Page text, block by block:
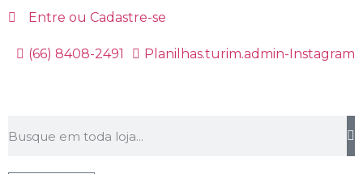
Entre ou Cadastre-se
(66) 8408-2491 Planilhas.turim.admin-Instagram